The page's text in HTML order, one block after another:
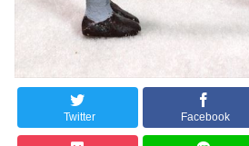
Twitter Facebook